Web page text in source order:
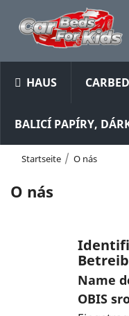
HAUS
BALICÍ PAPÍRY,
Startseite O nás
O nás
Name
OBIS